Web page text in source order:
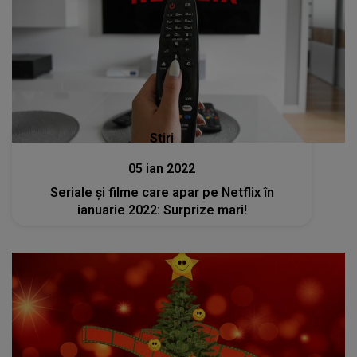
Stiri
05 ian 2022
Seriale şi filme care apar pe Netflix în
ianuarie 2022: Surprize mari!